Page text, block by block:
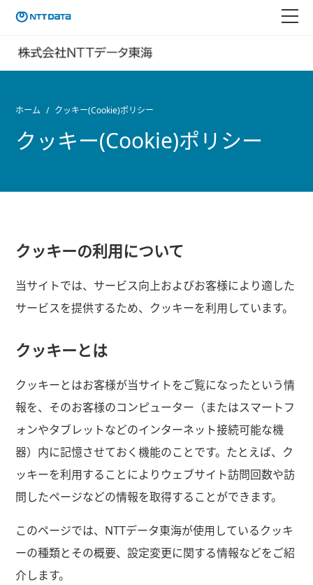
ホーム クッキー(Cookie)ポリシー
クッキー(Cookie)ポリシー
クッキーの利用について
当サイトでは、サービス向上およびお客様により適した
サービスを提供するため、クッキーを利用しています。
クッキーとは
クッキーとはお客様が当サイトをご覧になったという情
報を、そのお客様のコンピューター（またはスマートフ
ォンやタブレットなどのインターネット接続可能な機
器）内に記憶させておく機能のことです。たとえば、ク
ッキーを利用することによりウェブサイト訪問回数や訪
問したページなどの情報を取得することができます。
このページでは、NTTデータ東海が使用しているクッキ
ーの種類とその概要、設定変更に関する情報などをご紹
介します。